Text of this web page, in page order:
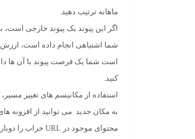
ماهانه ترتیب دهید.
اگر این پیوند یک پیوند خارجی
شما اشتباهی انجام داده است،
کنید.
به مکان جدید می توانید از افزونه
محتوای موجود در URL خراب را دوباره ایجاد و جایگزین کنید. بدانید که لینک شکسته چیست و آن را جایگزین یا دوباره ایجاد کنید.